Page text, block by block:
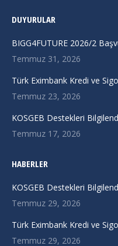
opens
in
opens
in
new
opens
in
new
DUYURULAR
BIGG4FUTURE 2026/2
Temmuz 31, 2026
Türk Eximbank Kredi ve
Temmuz 23, 2026
KOSGEB Destekleri
Temmuz 17, 2026
HABERLER
KOSGEB Destekleri
Temmuz 29, 2026
Türk Eximbank Kredi ve
Temmuz 29, 2026